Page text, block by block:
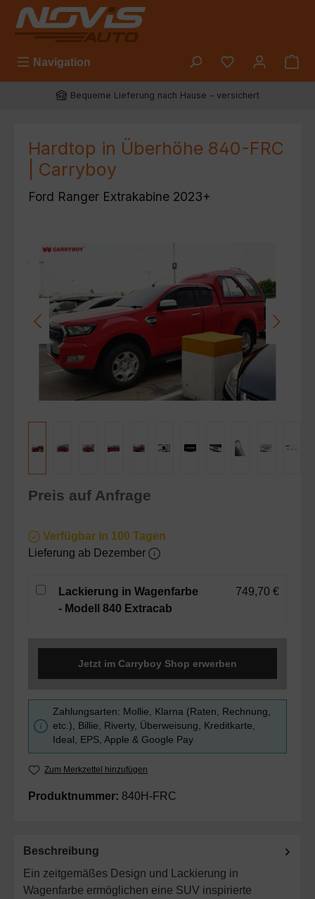
Zum Hauptinhalt springen
Navigation Du hast 0
Bequeme Lieferung nach Hause – versichert
Hardtop in Überhöhe 840-FRC
| Carryboy
Ford Ranger Extrakabine 2023+
Bildergalerie überspringen
Preis auf Anfrage
Verfügbar in 100 Tagen
Lieferung ab Dezember
Lackierung in Wagenfarbe
- Modell 840 Extracab
749,70 €
Jetzt im Carryboy Shop erwerben
Zahlungsarten: Mollie, Klarna (Raten, Rechnung,
etc.), Billie, Riverty, Überweisung, Kreditkarte,
Ideal, EPS, Apple & Google Pay
Zum Merkzettel hinzufügen
Produktnummer: 840H-FRC
Beschreibung
Ein zeitgemäßes Design und Lackierung in
Wagenfarbe ermöglichen eine SUV inspirierte